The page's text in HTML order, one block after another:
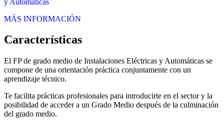
MÁS INFORMACIÓN
Características
El FP de grado medio de Instalaciones Eléctricas y Automáticas se
compone de una orientación práctica conjuntamente con un
aprendizaje técnico.
Te facilita prácticas profesionales para introducirte en el sector y la
posibilidad de acceder a un Grado Medio después de la culminación
del grado medio.